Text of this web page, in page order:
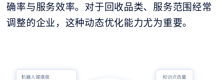
确率与服务效率。对于回收品类、服务范围经常
调整的企业，这种动态优化能力尤为重要。